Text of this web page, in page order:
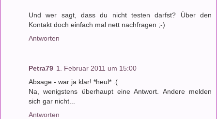
Und wer sagt, dass du nicht testen darfst? Über den
Kontakt doch einfach mal nett nachfragen ;-)
Antworten
Petra79 1. Februar 2011 um 15:00
Absage - war ja klar! *heul* :(
Na, wenigstens überhaupt eine Antwort. Andere melden
sich gar nicht...
Antworten